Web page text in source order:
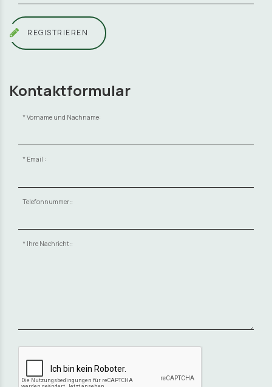
REGISTRIEREN
Kontaktformular
Vorname und Nachname:
Email :
Telefonnummer::
Ihre Nachricht::